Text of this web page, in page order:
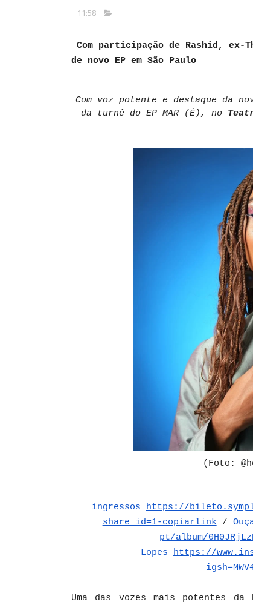
11:58
Com participação de Rashid, ex-
de novo EP em São Paulo
Com voz potente e destaque da
da turnê do EP MAR (É), no
(Foto:
ingressos https://
share_id=1-copiarlink /
pt/album/
Lopes https://
Uma das vozes mais potentes da